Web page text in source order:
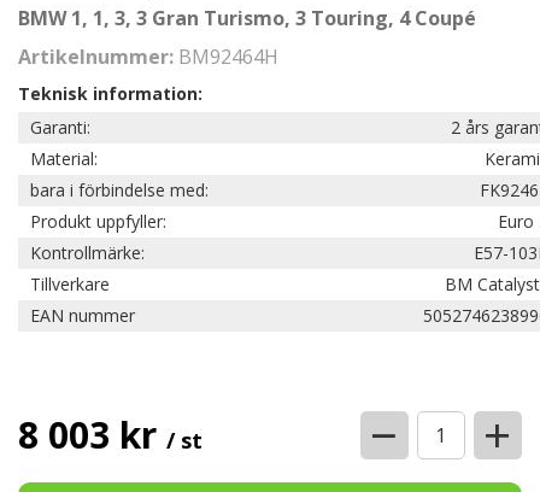
BMW 1, 1, 3, 3 Gran Turismo, 3 Touring, 4 Coupé
Artikelnummer: BM92464H
Teknisk information:
Garanti:
2 års
Material:
bara i förbindelse med:
Produkt uppfyller:
Euro
Kontrollmärke:
E57-
Tillverkare
BM
EAN nummer
8 003 kr / st − +